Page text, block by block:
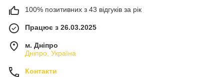
100% позитивних з 43 відгуків за рік
Працює з 26.03.2025
м. Дніпро
Дніпро, Україна
Контакти